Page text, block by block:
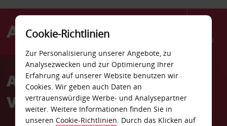
Menü
AvisAutovermietung Mission
Viejo
Cookie-Richtlinien
Zur Personalisierung unserer Angebote, zu
Analysezwecken und zur Optimierung Ihrer
Erfahrung auf unserer Website benutzen wir
Cookies. Wir geben auch Daten an
vertrauenswürdige Werbe- und Analysepartner
weiter. Weitere Informationen finden Sie in
unseren Cookie-Richtlinien. Durch das Klicken auf